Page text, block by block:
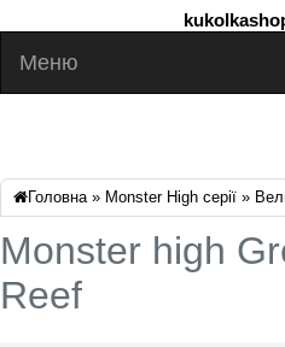
Меню
Головна» Monster High серії »
Monster high
Reef